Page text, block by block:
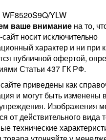
YLW
ваше внимание на то,
сайт носит исключительно
характер и ни при
публичной офертой,
Статьи 437 ГК РФ.
приведены как
и могут быть изменены
Изображения
от действительного вида
технические